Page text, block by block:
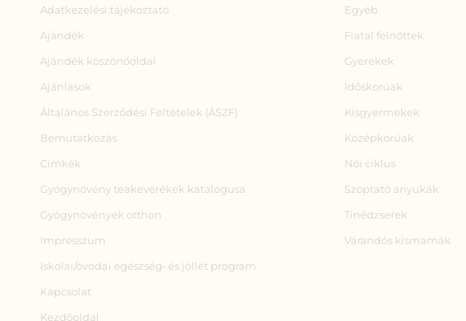
Adatkezelési tájékoztató
Ajándék
Ajándék köszönőoldal
Ajánlások
Általános Szerződési Feltételek (ÁSZF)
Bemutatkozás
Címkék
Gyógynövény teakeverékek katalógusa
Gyógynövények otthon
Impresszum
Iskolai/óvodai egészség‑ és jóllét program
Kapcsolat
Kezdőoldal
Egyéb
Fiatal felnőttek
Gyerekek
Időskorúak
Kisgyermekek
Középkorúak
Női ciklus
Szoptató anyukák
Tinédzserek
Várandós kismamák